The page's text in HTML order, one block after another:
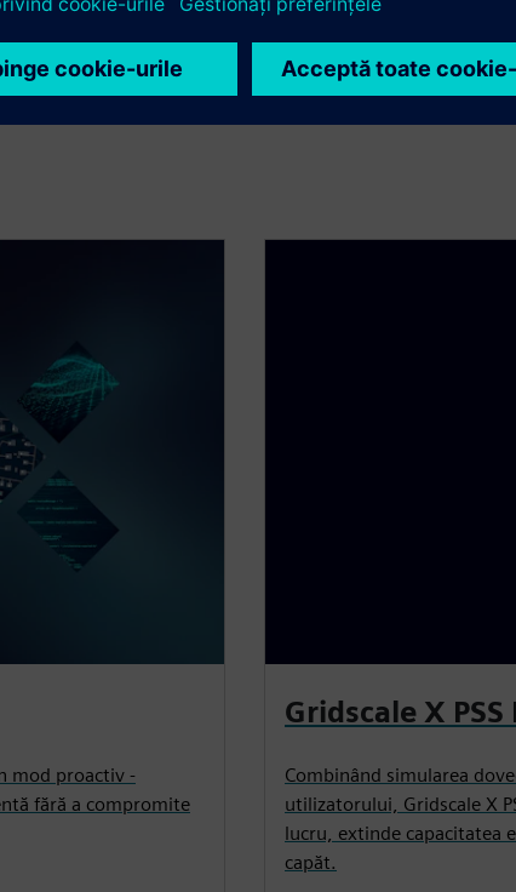
mod proactiv -
fără a compromite
Gridscale X PSS
Combinând simularea
utilizatorului, Gridscale X
lucru, extinde capacitatea
capăt.